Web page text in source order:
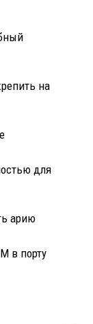
на
для
арию
в порту